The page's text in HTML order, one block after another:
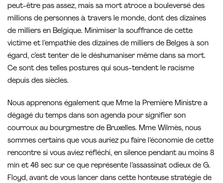
peut-être pas assez, mais sa mort atroce a bouleversé des
millions de personnes à travers le monde, dont des dizaines
de milliers en Belgique. Minimiser la souffrance de cette
victime et l’empathie des dizaines de milliers de Belges à son
égard, c’est tenter de le déshumaniser même dans sa mort.
Ce sont des telles postures qui sous-tendent le racisme
depuis des siècles.
Nous apprenons également que Mme la Première Ministre a
dégagé du temps dans son agenda pour signifier son
courroux au bourgmestre de Bruxelles. Mme Wilmès, nous
sommes certains que vous auriez pu faire l’économie de cette
rencontre si vous aviez réfléchi, en silence pendant au moins 8
min et 46 sec sur ce que représente l’assassinat odieux de G.
Floyd, avant de vous lancer dans cette honteuse stratégie de